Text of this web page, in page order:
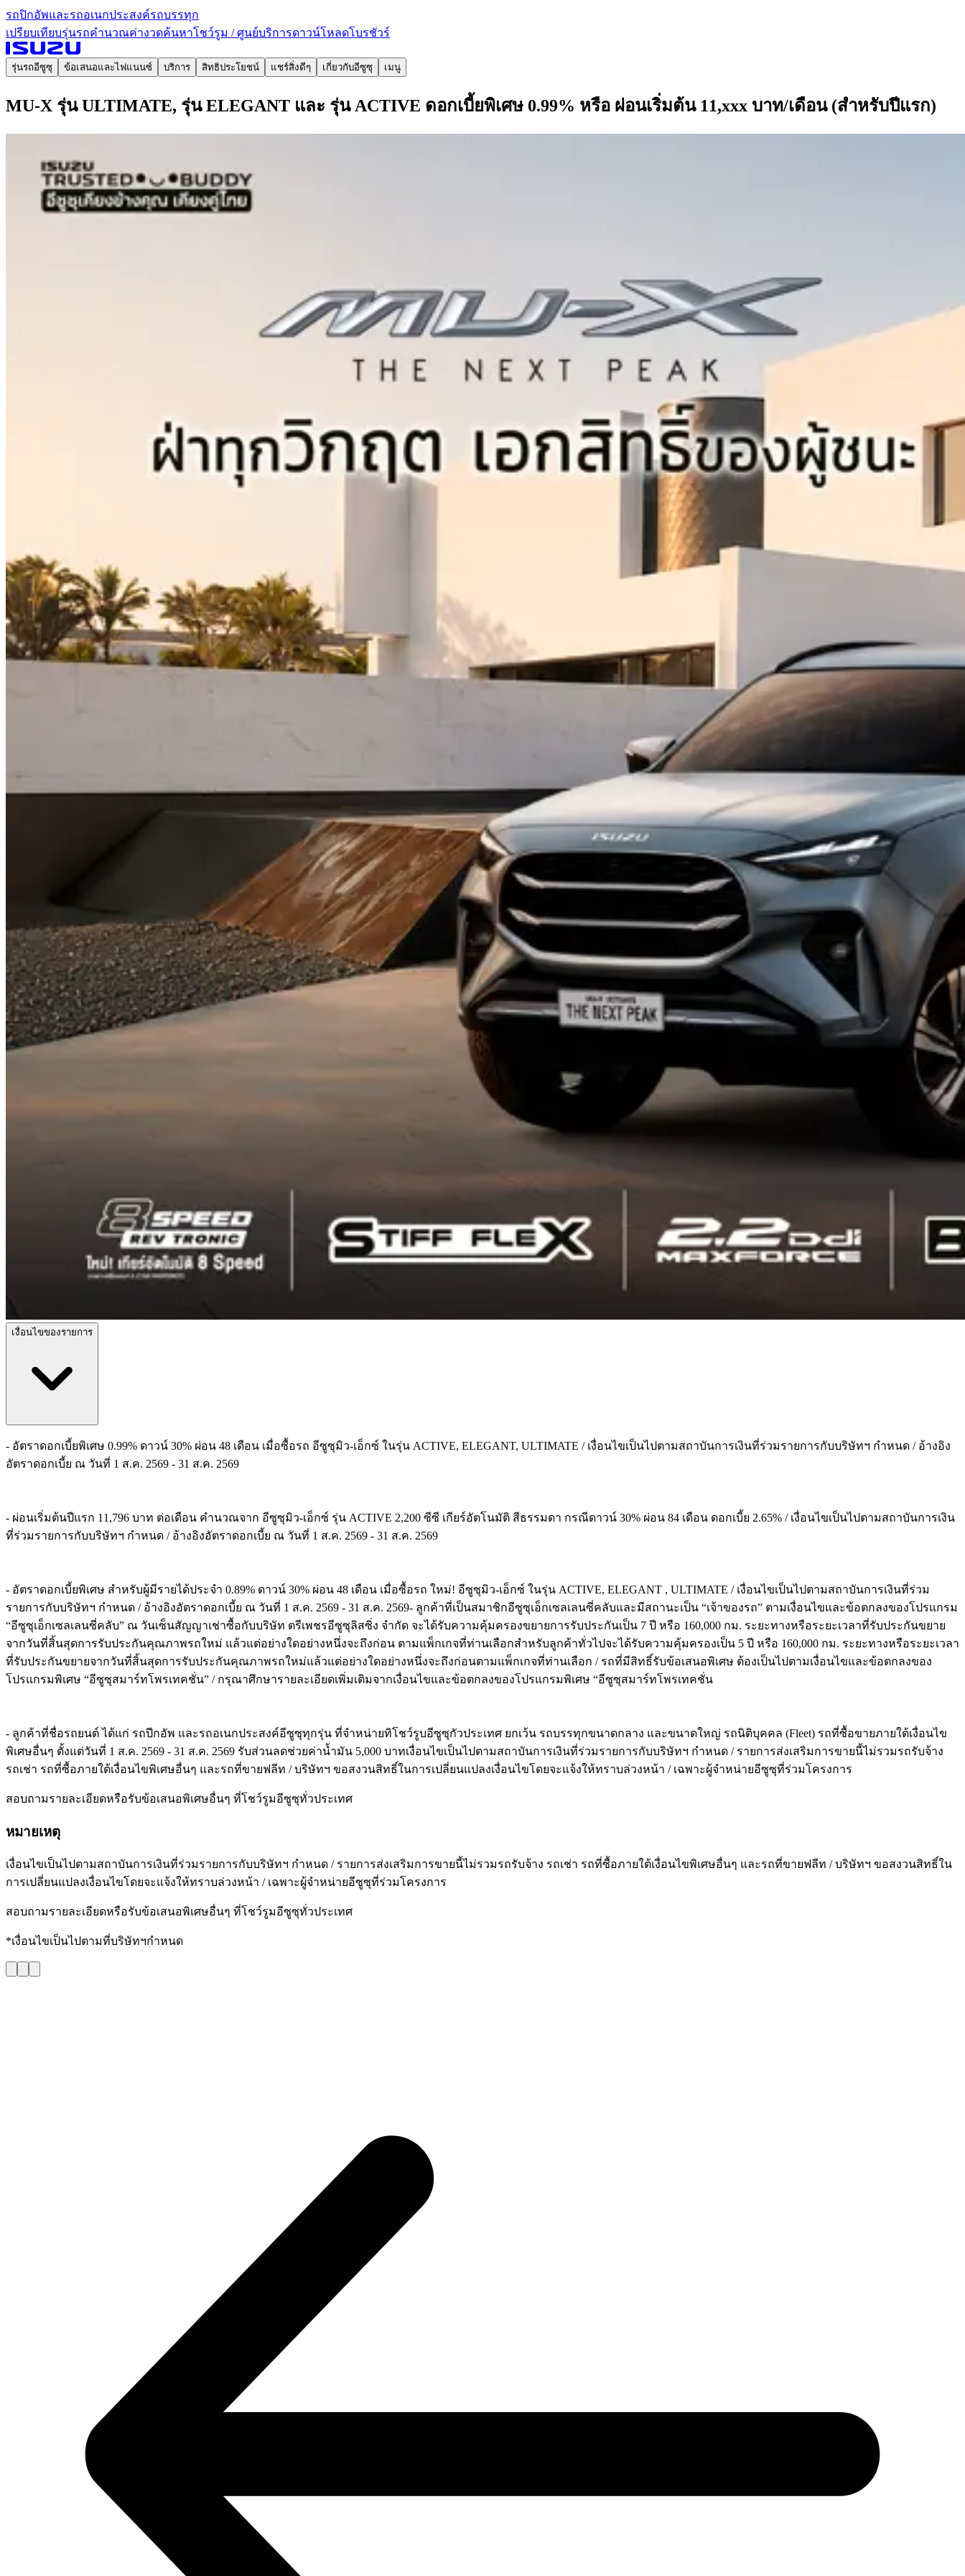
รถปิกอัพและรถอเนกประสงค์รถบรรทุก
เปรียบเทียบรุ่นรถคำนวณค่างวดค้นหาโชว์รูม / ศูนย์บริการดาวน์โหลดโบรชัวร์
รุ่นรถอีซูซุ ข้อเสนอและไฟแนนซ์ บริการ สิทธิประโยชน์ แชร์สิ่งดีๆ เกี่ยวกับอีซูซุ เมนู
MU-X รุ่น ULTIMATE, รุ่น ELEGANT และ รุ่น ACTIVE ดอกเบี้ยพิเศษ 0.99% หรือ ผ่อนเริ่มต้น 11,xxx บาท/เดือน (สำหรับปีแรก)
เงื่อนไขของรายการ
- อัตราดอกเบี้ยพิเศษ 0.99% ดาวน์ 30% ผ่อน 48 เดือน เมื่อซื้อรถ อีซูซุมิว-เอ็กซ์ ในรุ่น ACTIVE, ELEGANT, ULTIMATE / เงื่อนไขเป็นไปตามสถาบันการเงินที่ร่วมรายการกับบริษัทฯ กำหนด / อ้างอิง
อัตราดอกเบี้ย ณ วันที่ 1 ส.ค. 2569 - 31 ส.ค. 2569
- ผ่อนเริ่มต้นปีแรก 11,796 บาท ต่อเดือน คำนวณจาก อีซูซุมิว-เอ็กซ์ รุ่น ACTIVE 2,200 ซีซี เกียร์อัตโนมัติ สีธรรมดา กรณีดาวน์ 30% ผ่อน 84 เดือน ดอกเบี้ย 2.65% / เงื่อนไขเป็นไปตามสถาบันการเงิน
ที่ร่วมรายการกับบริษัทฯ กำหนด / อ้างอิงอัตราดอกเบี้ย ณ วันที่ 1 ส.ค. 2569 - 31 ส.ค. 2569
- อัตราดอกเบี้ยพิเศษ สำหรับผู้มีรายได้ประจำ 0.89% ดาวน์ 30% ผ่อน 48 เดือน เมื่อซื้อรถ ใหม่! อีซูซุมิว-เอ็กซ์ ในรุ่น ACTIVE, ELEGANT , ULTIMATE / เงื่อนไขเป็นไปตามสถาบันการเงินที่ร่วม
รายการกับบริษัทฯ กำหนด / อ้างอิงอัตราดอกเบี้ย ณ วันที่ 1 ส.ค. 2569 - 31 ส.ค. 2569- ลูกค้าที่เป็นสมาชิกอีซูซุเอ็กเซลเลนซี่คลับและมีสถานะเป็น “เจ้าของรถ” ตามเงื่อนไขและข้อตกลงของโปรแกรม
“อีซูซุเอ็กเซลเลนซี่คลับ” ณ วันเซ็นสัญญาเช่าซื้อกับบริษัท ตรีเพชรอีซูซุลิสซิ่ง จำกัด จะได้รับความคุ้มครองขยายการรับประกันเป็น 7 ปี หรือ 160,000 กม. ระยะทางหรือระยะเวลาที่รับประกันขยาย
จากวันที่สิ้นสุดการรับประกันคุณภาพรถใหม่ แล้วแต่อย่างใดอย่างหนึ่งจะถึงก่อน ตามแพ็กเกจที่ท่านเลือกสำหรับลูกค้าทั่วไปจะได้รับความคุ้มครองเป็น 5 ปี หรือ 160,000 กม. ระยะทางหรือระยะเวลา
ที่รับประกันขยายจากวันที่สิ้นสุดการรับประกันคุณภาพรถใหม่แล้วแต่อย่างใดอย่างหนึ่งจะถึงก่อนตามแพ็กเกจที่ท่านเลือก / รถที่มีสิทธิ์รับข้อเสนอพิเศษ ต้องเป็นไปตามเงื่อนไขและข้อตกลงของ
โปรแกรมพิเศษ “อีซูซุสมาร์ทโพรเทคชั่น” / กรุณาศึกษารายละเอียดเพิ่มเติมจากเงื่อนไขและข้อตกลงของโปรแกรมพิเศษ “อีซูซุสมาร์ทโพรเทคชั่น
- ลูกค้าที่ชื่อรถยนต์ ได้แก่ รถปีกอัพ และรถอเนกประสงค์อีซูซุทุกรุ่น ที่จำหน่ายทิโชว์รูบอีซูซุกัวประเทศ ยกเว้น รถบรรทุกขนาดกลาง และขนาดใหญ่ รถนิติบุคคล (Fleet) รถที่ซื้อขายภายใต้เงื่อนไข
พิเศษอื่นๆ ตั้งแต่วันที่ 1 ส.ค. 2569 - 31 ส.ค. 2569 รับส่วนลดช่วยค่าน้ำมัน 5,000 บาทเงื่อนไขเป็นไปตามสถาบันการเงินที่ร่วมรายการกับบริษัทฯ กำหนด / รายการส่งเสริมการขายนี้ไม่รวมรถรับจ้าง
รถเช่า รถที่ซื้อภายใต้เงื่อนไขพิเศษอื่นๆ และรถที่ขายฟลีท / บริษัทฯ ขอสงวนสิทธิ์ในการเปลี่ยนแปลงเงื่อนไขโดยจะแจ้งให้ทราบล่วงหน้า / เฉพาะผู้จำหน่ายอีซูซุที่ร่วมโครงการ
สอบถามรายละเอียดหรือรับข้อเสนอพิเศษอื่นๆ ที่โชว์รูมอีซูซุทั่วประเทศ
หมายเหตุ
เงื่อนไขเป็นไปตามสถาบันการเงินที่ร่วมรายการกับบริษัทฯ กำหนด / รายการส่งเสริมการขายนี้ไม่รวมรถรับจ้าง รถเช่า รถที่ซื้อภายใต้เงื่อนไขพิเศษอื่นๆ และรถที่ขายฟลีท / บริษัทฯ ขอสงวนสิทธิ์ใน
การเปลี่ยนแปลงเงื่อนไขโดยจะแจ้งให้ทราบล่วงหน้า / เฉพาะผู้จำหน่ายอีซูซุที่ร่วมโครงการ
สอบถามรายละเอียดหรือรับข้อเสนอพิเศษอื่นๆ ที่โชว์รูมอีซูซุทั่วประเทศ
*เงื่อนไขเป็นไปตามที่บริษัทฯกำหนด